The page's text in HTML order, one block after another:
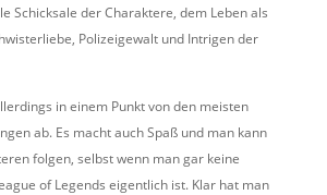
Schicksale der Charaktere, dem Leben als
Polizeigewalt und Intrigen der
in einem Punkt von den meisten
ab. Es macht auch Spaß und man kann
folgen, selbst wenn man gar keine
of Legends eigentlich ist. Klar hat man